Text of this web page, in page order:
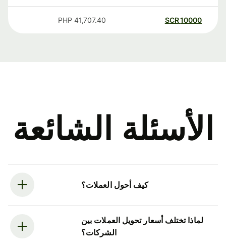
10000
SCR
41,707.40
PHP
الأسئلة الشائعة
كيف أحول العملات؟
لماذا تختلف أسعار تحويل العملات بين
الشركات؟